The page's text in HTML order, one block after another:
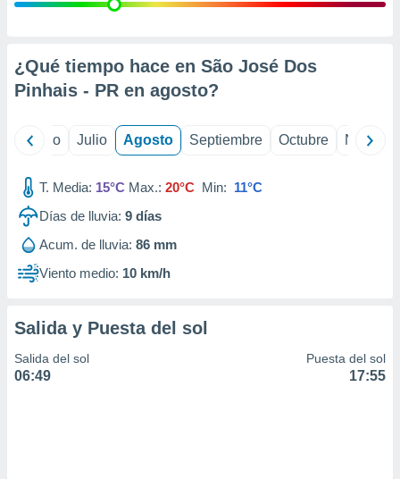
e
mediante
publicidad
de
1199
¿Qué tiempo hace en São José Dos
Pinhais - PR en agosto?
Junio Julio Agosto Septiembre Octubre
T. Media: 15°C Max.: 20°C Min: 11°C
Días de lluvia: 9 días
Acum. de lluvia: 86 mm
Viento medio: 10 km/h
Salida y Puesta del sol
Salida del sol
06:49
Puesta del sol
17:55